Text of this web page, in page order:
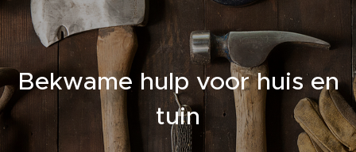
Bekwame hulp voor huis en
tuin